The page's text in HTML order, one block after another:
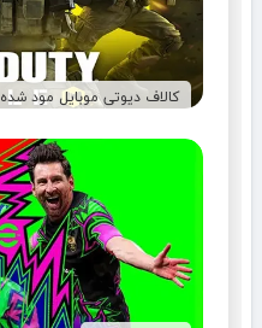
کالاف دیوتی موبایل مود شده